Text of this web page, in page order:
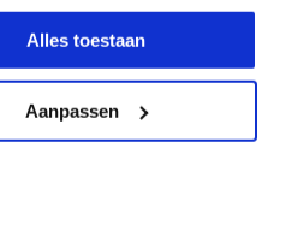
Alles toestaan
Aanpassen